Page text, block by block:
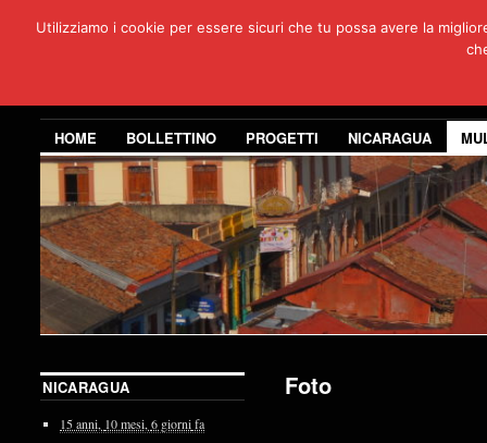
HOME BOLLETTINO PROGETTI NICARAGUA
Foto
NICARAGUA
15 anni, 10 mesi, 6 giornifa
Utilizziamo i cookie per essere sicuri che tu possa avere la